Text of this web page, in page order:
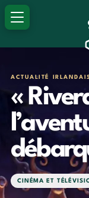
ACTUALITÉ
«
CINÉMA ET